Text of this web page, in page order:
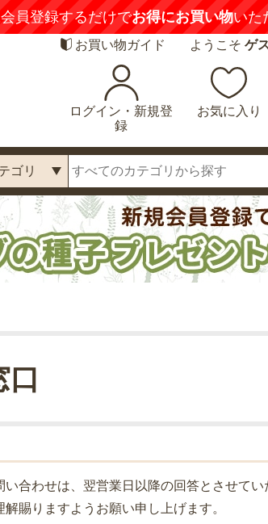
員登録するだけでお得にお買い物いた
お買い物ガイド ようこそ ゲ
ログイン・新規登
録
お気に入り
口
合わせは、翌営業日以降の回答とさせて
賜りますようお願い申し上げます。